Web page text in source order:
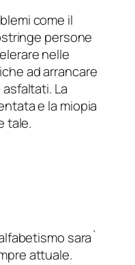
come il
persone
nelle
ad arrancare
La
e la miopia
tale.
sara`
attuale.